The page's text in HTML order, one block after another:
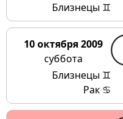
Близнецы ♊
10 октября 2009
суббота
Близнецы ♊
Рак ♋